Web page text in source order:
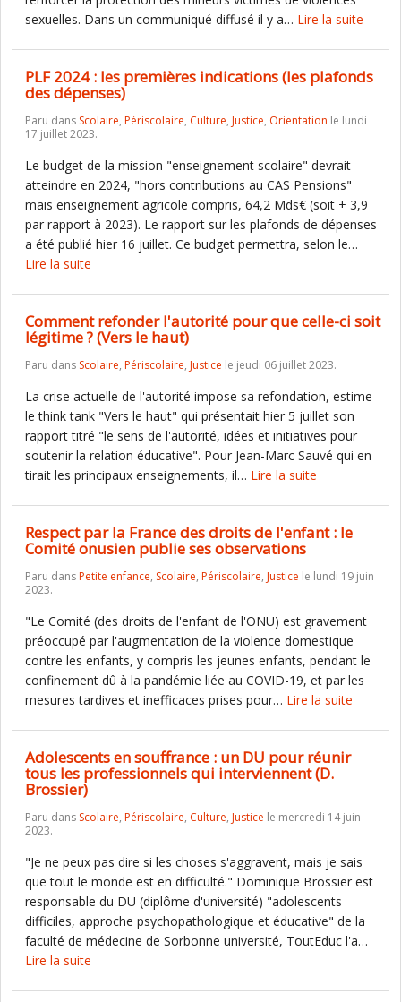
sexuelles. Dans un communiqué diffusé il y a… Lire la suite
PLF 2024 : les premières indications (les plafonds
des dépenses)
Paru dans Scolaire, Périscolaire, Culture, Justice, Orientation le lundi
17 juillet 2023.
Le budget de la mission "enseignement scolaire" devrait
atteindre en 2024, "hors contributions au CAS Pensions"
mais enseignement agricole compris, 64,2 Mds€ (soit + 3,9
par rapport à 2023). Le rapport sur les plafonds de dépenses
a été publié hier 16 juillet. Ce budget permettra, selon le…
Lire la suite
Comment refonder l'autorité pour que celle-ci soit
légitime ? (Vers le haut)
Paru dans Scolaire, Périscolaire, Justice le jeudi 06 juillet 2023.
La crise actuelle de l'autorité impose sa refondation, estime
le think tank "Vers le haut" qui présentait hier 5 juillet son
rapport titré "le sens de l'autorité, idées et initiatives pour
soutenir la relation éducative". Pour Jean-Marc Sauvé qui en
tirait les principaux enseignements, il… Lire la suite
Respect par la France des droits de l'enfant : le
Comité onusien publie ses observations
Paru dansPetite enfance, Scolaire, Périscolaire, Justice le lundi 19 juin
2023.
"Le Comité (des droits de l'enfant de l'ONU) est gravement
préoccupé par l'augmentation de la violence domestique
contre les enfants, y compris les jeunes enfants, pendant le
confinement dû à la pandémie liée au COVID-19, et par les
mesures tardives et inefficaces prises pour… Lire la suite
Adolescents en souffrance : un DU pour réunir
tous les professionnels qui interviennent (D.
Brossier)
Paru dans Scolaire, Périscolaire, Culture, Justice le mercredi 14 juin
2023.
"Je ne peux pas dire si les choses s'aggravent, mais je sais
que tout le monde est en difficulté." Dominique Brossier est
responsable du DU (diplôme d'université) "adolescents
difficiles, approche psychopathologique et éducative" de la
faculté de médecine de Sorbonne université, ToutEduc l'a…
Lire la suite